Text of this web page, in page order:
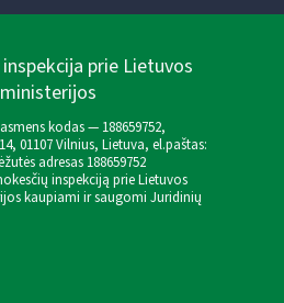
prie Lietuvos
kodas — 188659752,
01107 Vilnius, Lietuva, el.paštas:
adresas 188659752
inspekciją prie Lietuvos
kaupiami ir saugomi Juridinių